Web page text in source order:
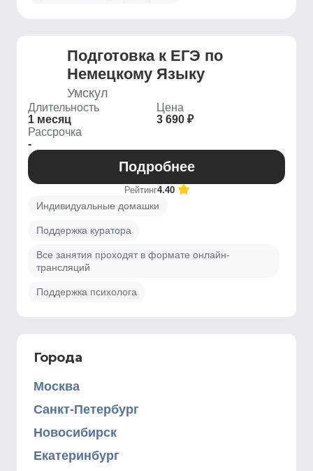
Подготовка к ЕГЭ по
Немецкому Языку
Умскул
Длительность
1 месяц
Цена
3 690 ₽
Рассрочка
-
Подробнее
Рейтинг4.40
Индивидуальные домашки
Поддержка куратора
Все занятия проходят в формате онлайн-
трансляций
Поддержка психолога
Города
Москва
Санкт-Петербург
Новосибирск
Екатеринбург